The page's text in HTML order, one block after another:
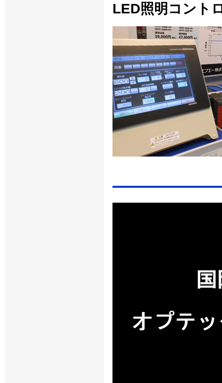
LED照明コント